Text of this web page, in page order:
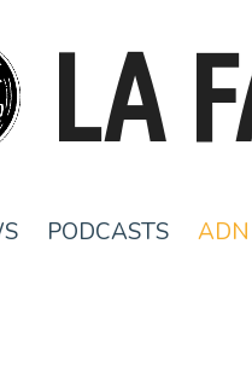
LA
PODCASTS ADN